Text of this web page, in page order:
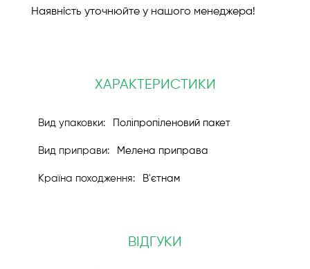
Наявність уточнюйте у нашого менеджера!
ХАРАКТЕРИСТИКИ
Поліпропіленовий пакет
Мелена приправа
В'єтнам
ВІДГУКИ